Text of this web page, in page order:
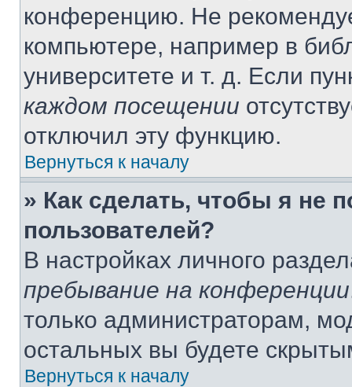
конференцию. Не
компьютере, например в
университете и т. д. Если
каждом посещении
отключил эту функцию.
Вернуться к началу
» Как сделать, чтобы я не
пользователей?
В настройках личного
пребывание на конференции
только администраторам,
остальных вы будете
Вернуться к началу